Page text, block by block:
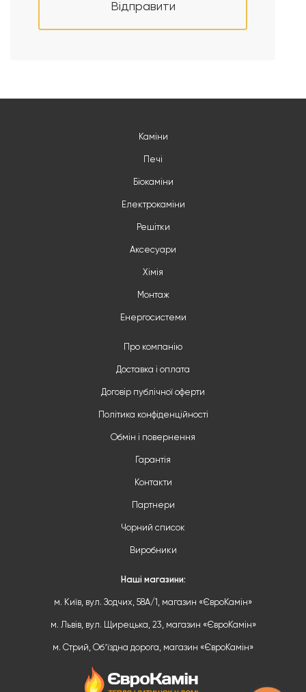
Відправити
Каміни
Печі
Біокаміни
Електрокаміни
Решітки
Аксесуари
Хімія
Монтаж
Енергосистеми
Про компанію
Доставка і оплата
Договір публічної оферти
Політика конфіденційності
Обмін і повернення
Гарантія
Контакти
Партнери
Чорний список
Виробники
Наші магазини:
м. Київ, вул. Зодчих, 58А/1, магазин «ЄвроКамін»
м. Львів, вул. Щирецька, 23, магазин «ЄвроКамін»
м. Стрий, Обʼїздна дорога, магазин «ЄвроКамін»